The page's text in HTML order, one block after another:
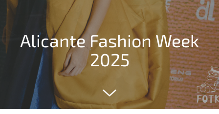
Alicante Fashion Week
2025